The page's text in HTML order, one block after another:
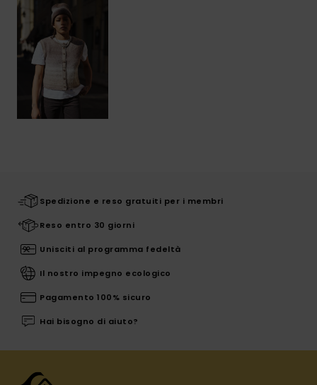
Spedizione e reso gratuiti per i membri
Reso entro 30 giorni
Unisciti al programma fedeltà
Il nostro impegno ecologico
Pagamento 100% sicuro
Hai bisogno di aiuto?